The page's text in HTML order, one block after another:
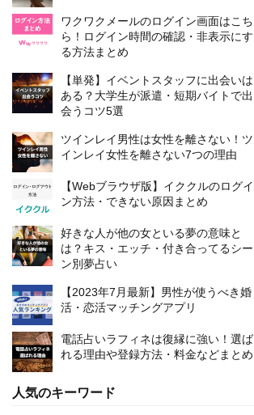
ワクワクメールのログイン画面はこち
ら！ログイン時間の確認・非表示にす
る方法まとめ
【単発】イベントスタッフに出会いは
ある？大学生が派遣・短期バイトで出
会うコツ5選
ツインレイ男性は女性を離さない！ツ
インレイ女性を離さない7つの理由
【Webブラウザ版】イククルのログイ
ン方法・できない原因まとめ
好きな人が他の女といる夢の意味と
は？キス・エッチ・付き合ってるシー
ン別夢占い
【2023年7月最新】男性が使うべき婚
活・恋活マッチングアプリ
電話占いラフィネは復縁に強い！選ば
れる理由や登録方法・料金などまとめ
人気のキーワード